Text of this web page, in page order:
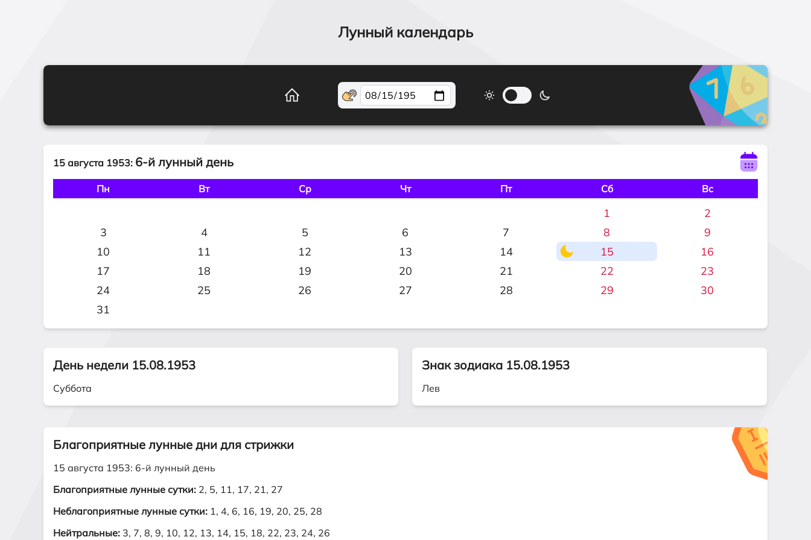
Лунный календарь
15 августа 1953: 6-й лунный день
Пн Вт Ср Чт Пт Сб Вс
1
2
3
4 5 6 7 8
9
10
11 12 13 14 15
16
17
18 19 20 21 22
23
24
25 26 27 28 29
30
31
День недели 15.08.1953
Суббота
Знак зодиака 15.08.1953
Лев
Благоприятные лунные дни для стрижки
15 августа 1953: 6-й лунный день
Благоприятные лунные сутки: 2, 5, 11, 17, 21, 27
Неблагоприятные лунные сутки: 1, 4, 6, 16, 19, 20, 25, 28
Нейтральные: 3, 7, 8, 9, 10, 12, 13, 14, 15, 18, 22, 23, 24, 26